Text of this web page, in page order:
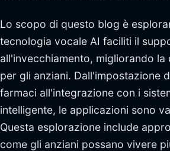
Lo scopo di questo blog è
tecnologia vocale AI faciliti il
all'invecchiamento, migliorando la
per gli anziani. Dall'impostazione
farmaci all'integrazione con i
intelligente, le applicazioni sono
Questa esplorazione include
come gli anziani possano vivere